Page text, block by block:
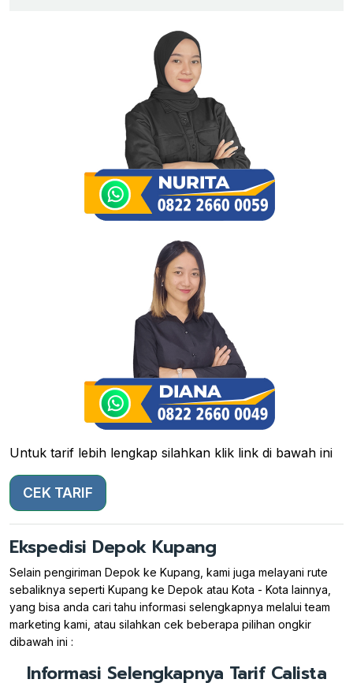
Untuk tarif lebih lengkap silahkan klik link di bawah ini
CEK TARIF
Ekspedisi Depok Kupang
Selain pengiriman Depok ke Kupang, kami juga melayani rute
sebaliknya seperti Kupang ke Depok atau Kota - Kota lainnya,
yang bisa anda cari tahu informasi selengkapnya melalui team
marketing kami, atau silahkan cek beberapa pilihan ongkir
dibawah ini :
Informasi Selengkapnya Tarif Calista